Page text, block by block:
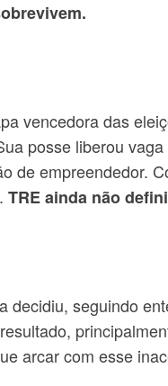
vencedora das
posse liberou
de empreendedor.
TRE ainda não
decidiu, seguindo
arcar com esse